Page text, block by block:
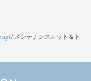
api/ メンテナンスカット＆ト